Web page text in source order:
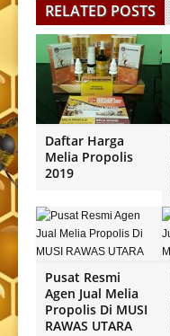
RELATED POSTS
Daftar Harga
Melia Propolis
2019
Pusat Resmi
Agen Jual Melia
Propolis Di MUSI
RAWAS UTARA